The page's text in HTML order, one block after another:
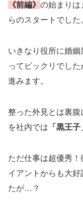
《前編》 の始まりは
らのスタートでした
いきなり役所に婚
ってビックリでし
進みます。
整った外見とは裏
を社内では 「黒王子
ただ仕事は超優秀
イアントからも大
たが…？